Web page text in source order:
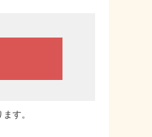
す。